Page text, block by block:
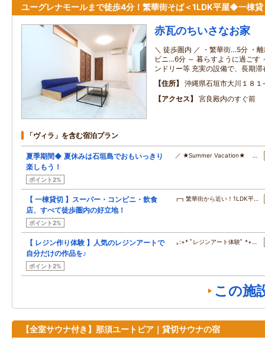
ユーグレナモールまで徒歩4分！繁華街そば＜1LDK平屋◆一棟貸
赤瓦のちいさなお家
＼ 徒歩圏内 ／ ・繁華街…5分 ・
ビニ…6分 ～ 暮らすように過ごす
ンドリー等 充実の設備で、長期
住所
沖縄県石垣市大川１８１
アクセス
宮良殿内のすぐ前
「ヴィラ」を含む宿泊プラン
夏季期間◆ 夏休みは石垣島でおもいっきり
楽しもう！
ポイント2%
／ ★Summer Vacation★ …
【 一棟貸切 】スーパー・コンビニ・飲食
店、すべて徒歩圏内の好立地！
ポイント2%
┏┓繁華街から近い！1LDK平…
【 レジン作り体験 】人気のレジンアートで
自分だけの作品を♪
ポイント2%
｡:+* ﾟレジンアート体験ﾟ *+…
この施
【全室サウナ付き】那須ユートピア｜貸切サウナの宿